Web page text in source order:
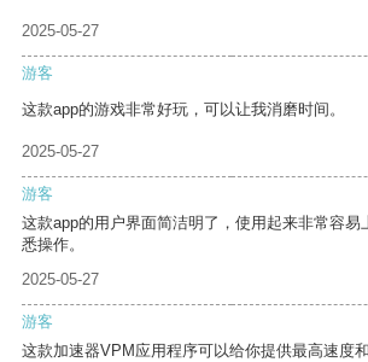
2025-05-27
游客
这款app的游戏非常好玩，可以让我消磨时间。
2025-05-27
游客
这款app的用户界面简洁明了，使用起来非常容易
悉操作。
2025-05-27
游客
这款加速器VPM应用程序可以给你提供最高速度